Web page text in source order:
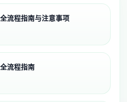
流程指南与注意事项
流程指南